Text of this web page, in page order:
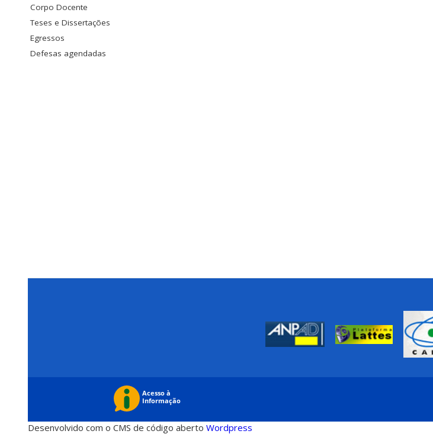
Corpo Docente
Teses e Dissertações
Egressos
Defesas agendadas
Desenvolvido com o CMS de código aberto Wordpress